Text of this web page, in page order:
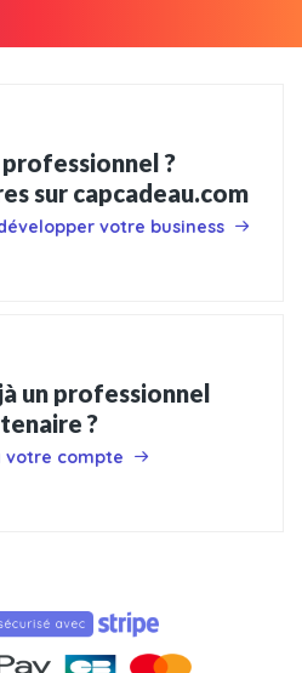
?
sur capcadeau.com
votre business
un professionnel
?
votre compte